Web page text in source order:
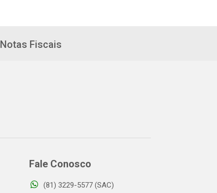
Notas Fiscais
Fale Conosco
(81) 3229-5577 (SAC)